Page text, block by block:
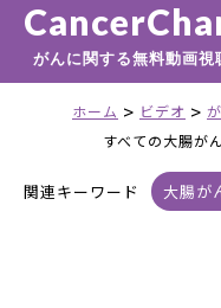
がんに関する無料動画視
ホーム > ビデオ >
すべての大腸が
関連キーワード 大腸が